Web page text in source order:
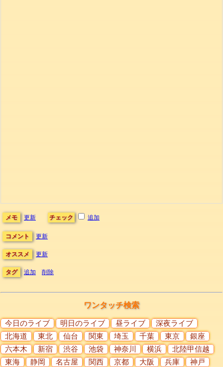
メモ 更新 チェック 追加
コメント 更新
オススメ 更新
タグ 追加 削除
ワンタッチ検索
今日のライブ 明日のライブ 昼ライブ
深夜ライブ
北海道
東北 仙台 関東 埼玉 千葉 東京
銀座
六本木
新宿 渋谷 池袋 神奈川 横浜
北陸甲信越
東海
静岡 名古屋 関西 京都 大阪 兵庫
神戸